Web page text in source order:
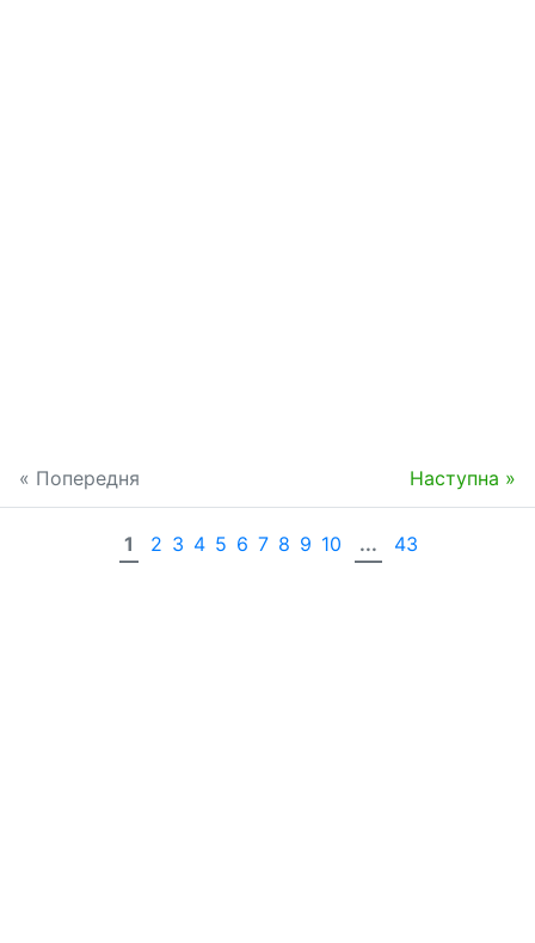
« Попередня Наступна »
1 2 3 4 5 6 7 8 9 10 ... 43